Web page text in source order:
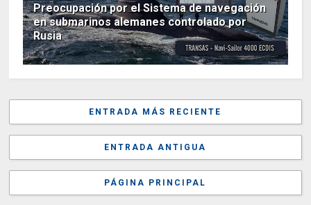
Preocupación por el Sistema de navegación
en submarinos alemanes controlado por
Rusia
ENTRADA MÁS RECIENTE
ENTRADA ANTIGUA
PÁGINA PRINCIPAL